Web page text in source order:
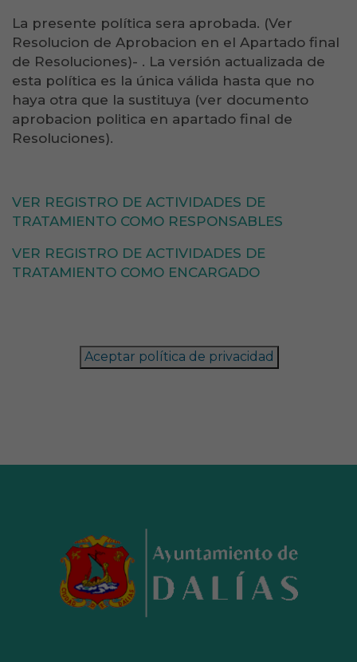
La presente política sera aprobada. (Ver
Resolucion de Aprobacion en el Apartado final
de Resoluciones)- . La versión actualizada de
esta política es la única válida hasta que no
haya otra que la sustituya (ver documento
aprobacion politica en apartado final de
Resoluciones).
VER REGISTRO DE ACTIVIDADES DE
TRATAMIENTO COMO RESPONSABLES
VER REGISTRO DE ACTIVIDADES DE
TRATAMIENTO COMO ENCARGADO
Aceptar política de privacidad